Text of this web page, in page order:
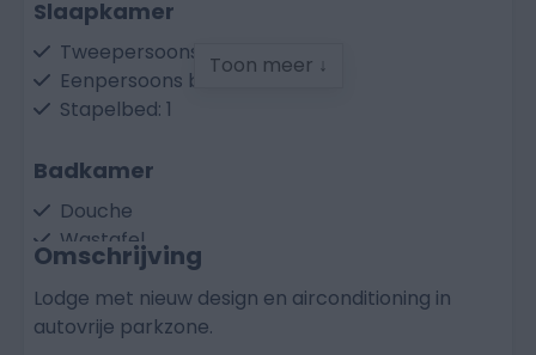
Slaapkamer
Tweepersoons bed: 1
Eenpersoons bed: 2
Stapelbed: 1
Badkamer
Douche
Wastafel
Toilet
Keuken
Toon meer ↓
Omschrijving
Lodge met nieuw design en airconditioning in
autovrije parkzone.